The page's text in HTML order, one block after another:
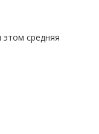
средняя